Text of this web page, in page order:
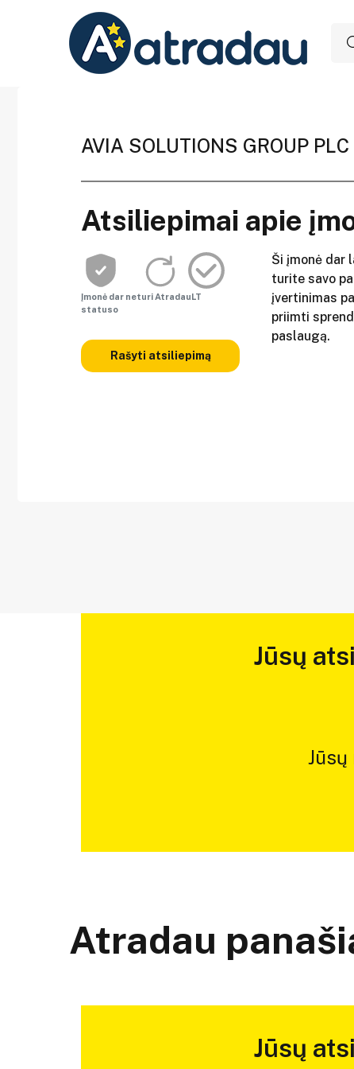
AVIA SOLUTIONS GROUP PLC
Atsiliepimai apie
Įmonė dar neturi AtradauLT
statuso
Rašyti atsiliepimą
Ši įmonė dar
turite savo
įvertinimas
priimti
paslaugą.
Jūsų
Jūsų
Atradau
Jūsų